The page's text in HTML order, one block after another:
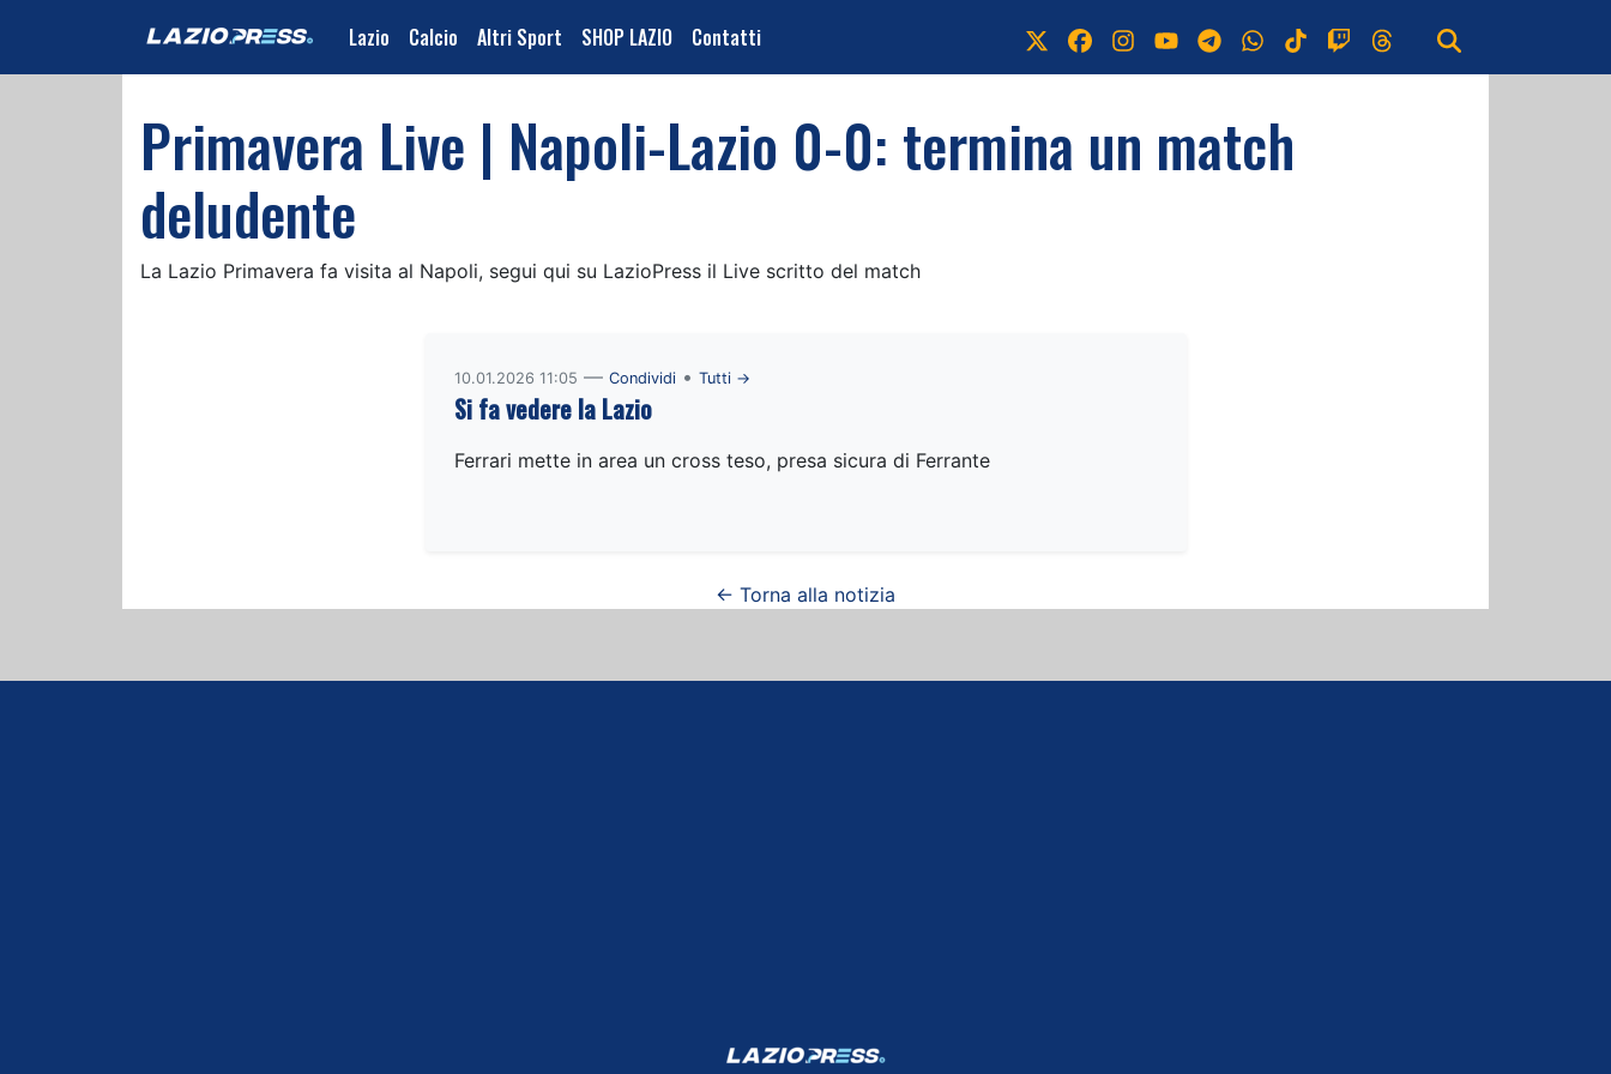
Lazio Calcio Altri Sport SHOP LAZIO Contatti
Primavera Live | Napoli-Lazio 0-0: termina un match
deludente
La Lazio Primavera fa visita al Napoli, segui qui su LazioPress il Live scritto del match
10.01.2026 11:05 — Condividi• Tutti →
Si fa vedere la Lazio
Ferrari mette in area un cross teso, presa sicura di Ferrante
← Torna alla notizia